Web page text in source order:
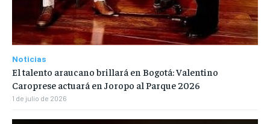
Noticias
El talento araucano brillará en Bogotá: Valentino
Caroprese actuará en Joropo al Parque 2026
1 de julio de 2026